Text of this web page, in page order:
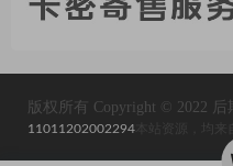
版权所有 Copyright © 2022 后
11011202002294 本站资源，均